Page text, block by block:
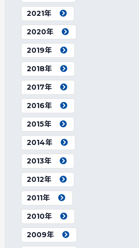
2021年
2020年
2019年
2018年
2017年
2016年
2015年
2014年
2013年
2012年
2011年
2010年
2009年